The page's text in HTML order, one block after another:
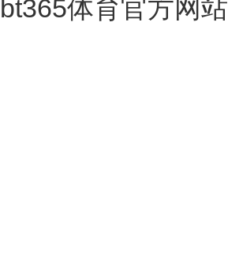
bt365体育官方网站